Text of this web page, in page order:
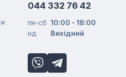
044 332 76 42
пн-сб 10:00 - 18:00
нд
Вихідний